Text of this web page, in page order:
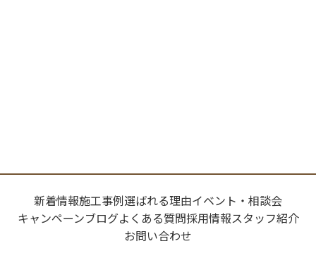
新着情報施工事例選ばれる理由イベント・相談会
キャンペーンブログよくある質問採用情報スタッフ紹介
お問い合わせ